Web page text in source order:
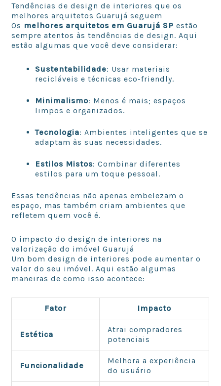
Tendências de design de interiores que os
melhores arquitetos Guarujá seguem
Os melhores arquitetos em Guarujá SP estão
sempre atentos às tendências de design. Aqui
estão algumas que você deve considerar:
Sustentabilidade: Usar materiais
recicláveis e técnicas eco-friendly.
Minimalismo: Menos é mais; espaços
limpos e organizados.
Tecnologia: Ambientes inteligentes que se
adaptam às suas necessidades.
Estilos Mistos: Combinar diferentes
estilos para um toque pessoal.
Essas tendências não apenas embelezam o
espaço, mas também criam ambientes que
refletem quem você é.
O impacto do design de interiores na
valorização do imóvel Guarujá
Um bom design de interiores pode aumentar o
valor do seu imóvel. Aqui estão algumas
maneiras de como isso acontece:
Fator Impacto
Estética
Atrai compradores
potenciais
Funcionalidade
Melhora a experiência
do usuário